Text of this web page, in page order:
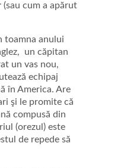
(sau cum a apărut
toamna anului
un căpitan
un vas nou,
echipaj
în America. Are
şi le promite că
compusă din
(orezul) este
de repede să